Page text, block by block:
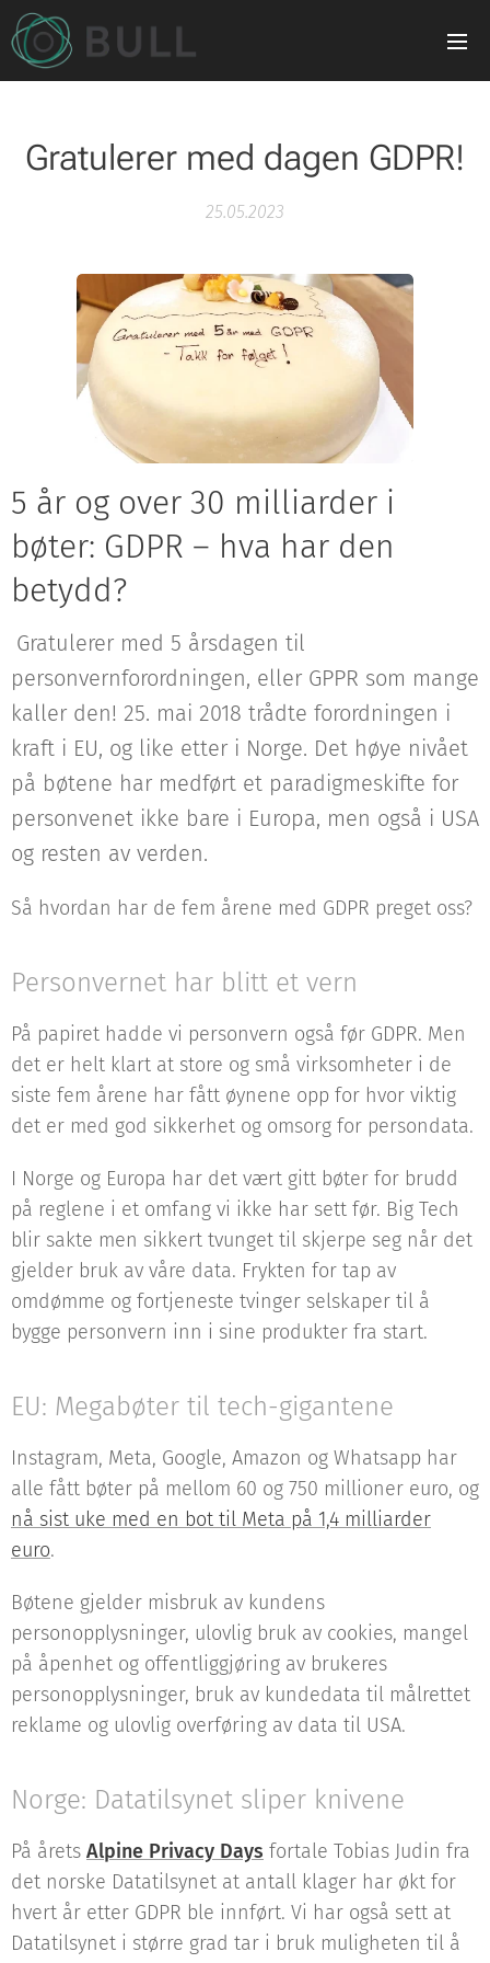
Gratulerer med dagen GDPR!
25.05.2023
5 år og over 30 milliarder i
bøter: GDPR – hva har den
betydd?
Gratulerer med 5 årsdagen til
personvernforordningen, eller GPPR som mange
kaller den! 25. mai 2018 trådte forordningen i
kraft i EU, og like etter i Norge. Det høye nivået
på bøtene har medført et paradigmeskifte for
personvenet ikke bare i Europa, men også i USA
og resten av verden.
Så hvordan har de fem årene med GDPR preget oss?
Personvernet har blitt et vern
På papiret hadde vi personvern også før GDPR. Men
det er helt klart at store og små virksomheter i de
siste fem årene har fått øynene opp for hvor viktig
det er med god sikkerhet og omsorg for persondata.
I Norge og Europa har det vært gitt bøter for brudd
på reglene i et omfang vi ikke har sett før. Big Tech
blir sakte men sikkert tvunget til skjerpe seg når det
gjelder bruk av våre data. Frykten for tap av
omdømme og fortjeneste tvinger selskaper til å
bygge personvern inn i sine produkter fra start.
EU: Megabøter til tech-gigantene
Instagram, Meta, Google, Amazon og Whatsapp har
alle fått bøter på mellom 60 og 750 millioner euro, og
nå sist uke med en bot til Meta på 1,4 milliarder
euro.
Bøtene gjelder misbruk av kundens
personopplysninger, ulovlig bruk av cookies, mangel
på åpenhet og offentliggjøring av brukeres
personopplysninger, bruk av kundedata til målrettet
reklame og ulovlig overføring av data til USA.
Norge: Datatilsynet sliper knivene
På årets Alpine Privacy Days fortale Tobias Judin fra
det norske Datatilsynet at antall klager har økt for
hvert år etter GDPR ble innført. Vi har også sett at
Datatilsynet i større grad tar i bruk muligheten til å